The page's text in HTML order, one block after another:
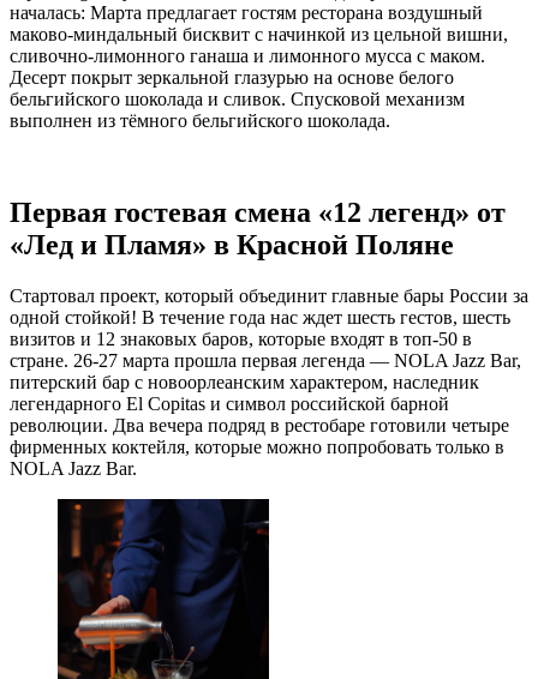
началась: Марта предлагает гостям ресторана воздушный
маково-миндальный бисквит с начинкой из цельной вишни,
сливочно-лимонного ганаша и лимонного мусса с маком.
Десерт покрыт зеркальной глазурью на основе белого
бельгийского шоколада и сливок. Спусковой механизм
выполнен из тёмного бельгийского шоколада.
Первая гостевая смена «12 легенд» от
«Лед и Пламя» в Красной Поляне
Стартовал проект, который объединит главные бары России за
одной стойкой! В течение года нас ждет шесть гестов, шесть
визитов и 12 знаковых баров, которые входят в топ-50 в
стране. 26-27 марта прошла первая легенда — NOLA Jazz Bar,
питерский бар с новоорлеанским характером, наследник
легендарного El Copitas и символ российской барной
революции. Два вечера подряд в рестобаре готовили четыре
фирменных коктейля, которые можно попробовать только в
NOLA Jazz Bar.